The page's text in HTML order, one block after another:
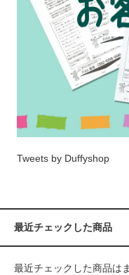
Tweets by Duffyshop
最近チェックした商品
最近チェックした商品は